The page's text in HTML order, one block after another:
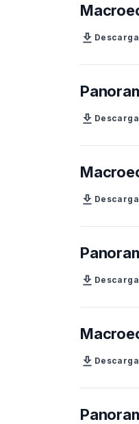
download
download
download
download
download